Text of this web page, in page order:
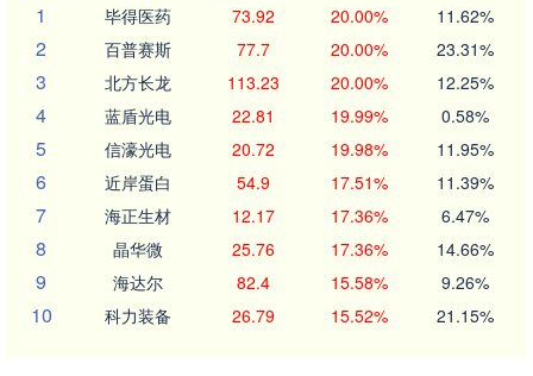
1
毕得医药 73.92 20.00% 11.62%
2 百普赛斯 77.7 20.00% 23.31%
3 北方长龙 113.23 20.00% 12.25%
4 蓝盾光电 22.81 19.99% 0.58%
5 信濠光电 20.72 19.98% 11.95%
6 近岸蛋白 54.9 17.51% 11.39%
7 海正生材 12.17 17.36% 6.47%
8 晶华微 25.76 17.36% 14.66%
9 海达尔 82.4 15.58% 9.26%
10 科力装备 26.79 15.52% 21.15%